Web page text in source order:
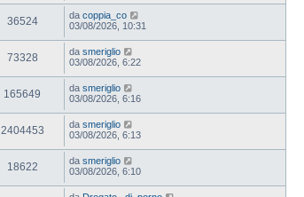
36524 da coppia_co
03/08/2026, 10:31
73328 da smeriglio
03/08/2026, 6:22
165649 da smeriglio
03/08/2026, 6:16
2404453 da smeriglio
03/08/2026, 6:13
18622 da smeriglio
03/08/2026, 6:10